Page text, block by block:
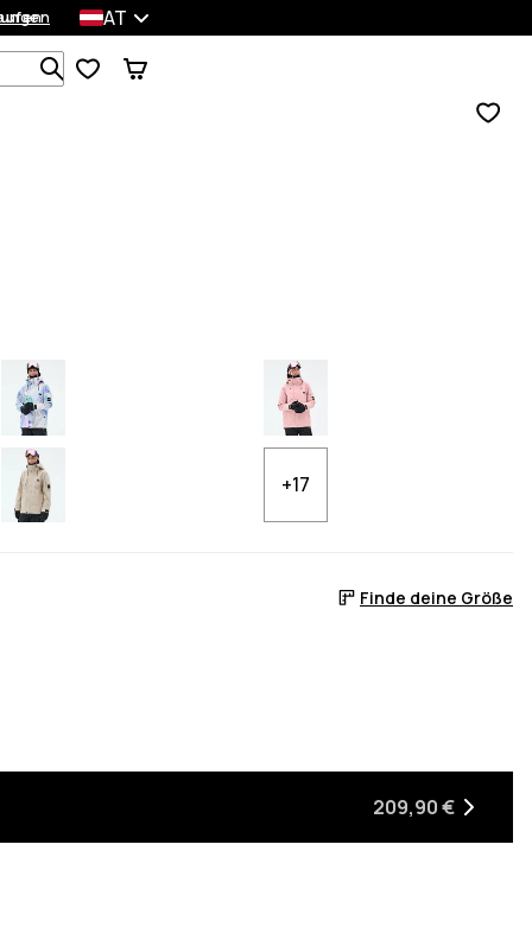
AT
Durchsuche 1 000+ Produkte
+17
Finde deine Größe
209,90 €